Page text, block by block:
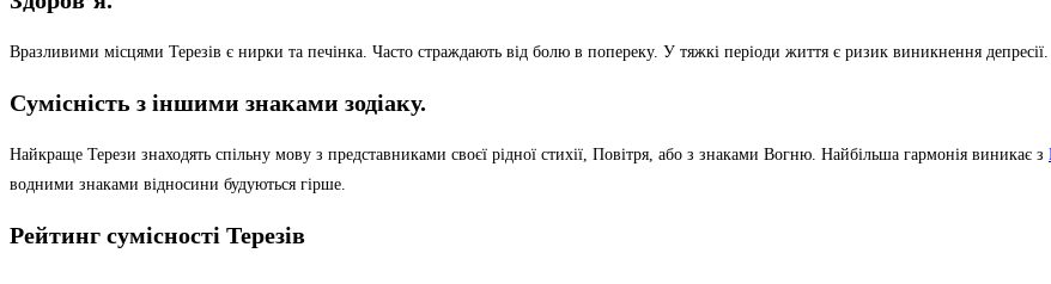
Вразливими місцями Терезів є нирки та печінка. Часто страждають від болю в попереку. У тяжкі періоди життя є ризик виникнення депресії.
Сумісність з іншими знаками зодіаку.
Найкраще Терези знаходять спільну мову з представниками своєї рідної стихії, Повітря, або з знаками Вогню. Найбільша гармонія виникає з
водними знаками відносини будуються гірше.
Рейтинг сумісності Терезів